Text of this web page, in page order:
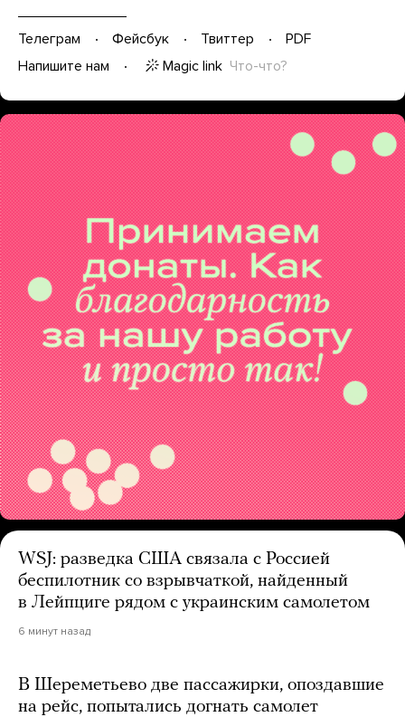
Телеграм Фейсбук Твиттер
PDF
Напишите нам
Magic link Что-что?
WSJ: разведка США связала с Россией
беспилотник со взрывчаткой, найденный
в Лейпциге рядом с украинским самолетом
6 минут назад
В Шереметьево две пассажирки, опоздавшие
на рейс, попытались догнать самолет